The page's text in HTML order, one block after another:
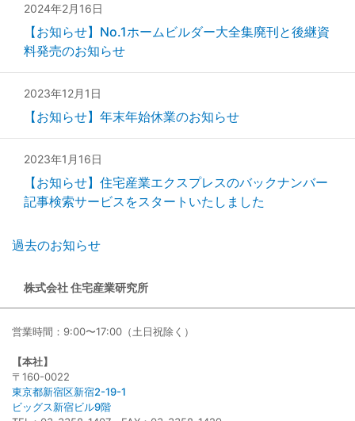
2024年2月16日
【お知らせ】No.1ホームビルダー大全集廃刊と後継資
料発売のお知らせ
2023年12月1日
【お知らせ】年末年始休業のお知らせ
2023年1月16日
【お知らせ】住宅産業エクスプレスのバックナンバー
記事検索サービスをスタートいたしました
過去のお知らせ
株式会社 住宅産業研究所
営業時間：9:00〜17:00（土日祝除く）
【本社】
〒160-0022
東京都新宿区新宿2-19-1
ビッグス新宿ビル9階